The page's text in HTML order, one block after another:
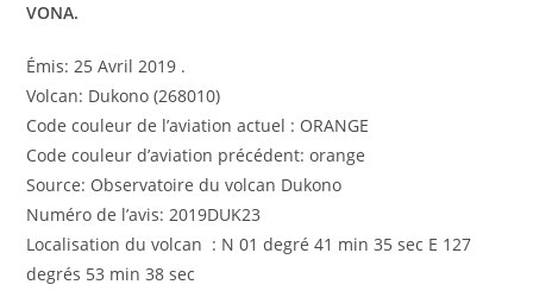
VONA.
Émis: 25 Avril 2019 .
Volcan: Dukono (268010)
Code couleur de l’aviation actuel : ORANGE
Code couleur d’aviation précédent: orange
Source: Observatoire du volcan Dukono
Numéro de l’avis: 2019DUK23
Localisation du volcan : N 01 degré 41 min 35 sec E 127
degrés 53 min 38 sec